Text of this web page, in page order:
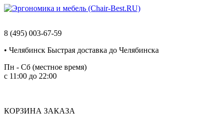
8 (495) 003-67-59
• Челябинск Быстрая доставка до Челябинска
Пн - Сб (местное время)
с 11:00 до 22:00
КОРЗИНА ЗАКАЗА